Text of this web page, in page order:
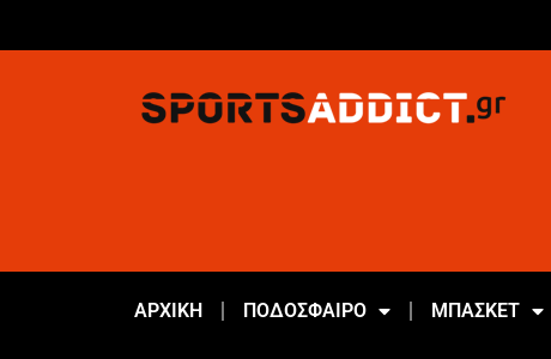
ΑΡΧΙΚΗ ΠΟΔΟΣΦΑΙΡΟ ΜΠΑΣΚΕΤ